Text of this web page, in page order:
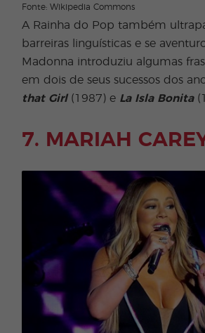
Fonte: Wikipedia Commons
A Rainha do Pop também
barreiras linguísticas e se
Madonna introduziu algumas
em dois de seus sucessos dos
that Girl(1987) e La Isla Bonita
7. MARIAH